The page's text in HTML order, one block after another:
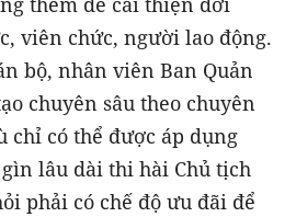
viên chức, người lao động.
bộ, nhân viên Ban Quản
chuyên sâu theo chuyên
chỉ có thể được áp dụng
lâu dài thi hài Chủ tịch
phải có chế độ ưu đãi để